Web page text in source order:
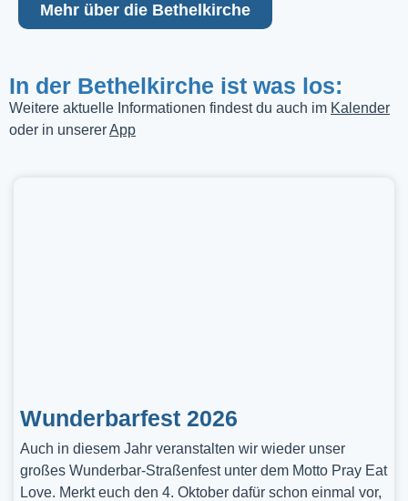
Mehr über die Bethelkirche
In der Bethelkirche ist was los:
Weitere aktuelle Informationen findest du auch im Kalender
oder in unsererApp
Wunderbarfest 2026
Auch in diesem Jahr veranstalten wir wieder unser
großes Wunderbar-Straßenfest unter dem Motto Pray Eat
Love. Merkt euch den 4. Oktober dafür schon einmal vor,